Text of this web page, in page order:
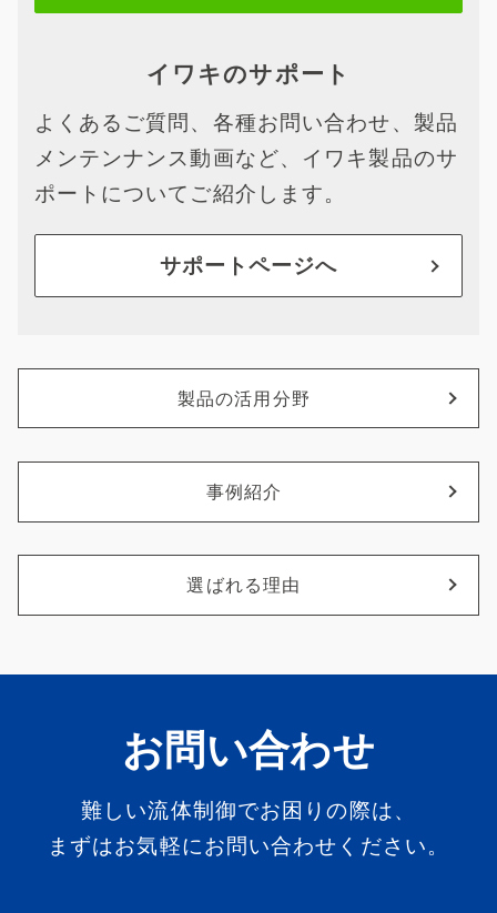
イワキのサポート
よくあるご質問、各種お問い合わせ、製品
メンテンナンス動画など、イワキ製品のサ
ポートについてご紹介します。
サポートページへ
製品の活用分野
事例紹介
選ばれる理由
お問い合わせ
難しい流体制御でお困りの際は、
まずはお気軽にお問い合わせください。